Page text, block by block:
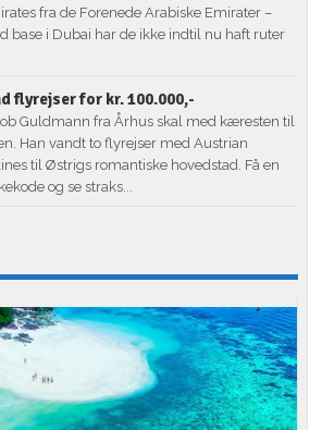
fra de Forenede Arabiske Emirater –
base i Dubai har de ikke indtil nu haft ruter
flyrejser for kr. 100.000,-
Guldmann fra Århus skal med kæresten til
Han vandt to flyrejser med Austrian
til Østrigs romantiske hovedstad. Få en
og se straks...